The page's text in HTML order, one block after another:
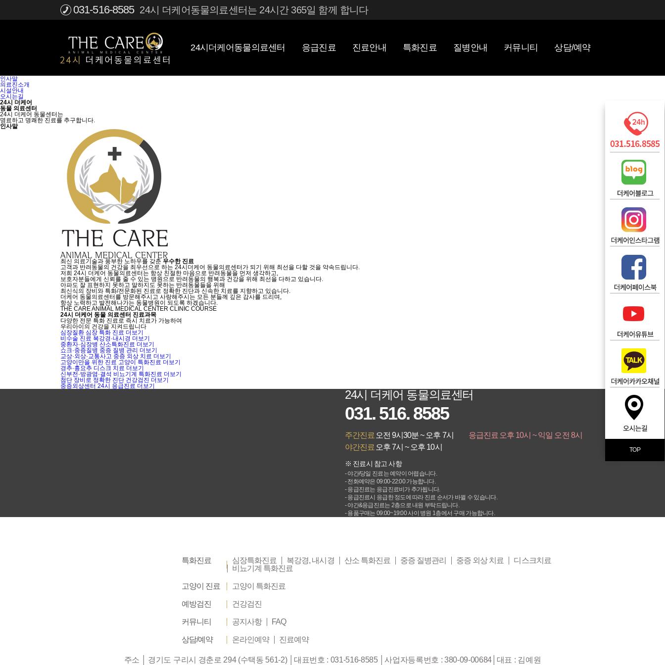
031-516-8585 24시 더케어동물의료센터는 24시간 365일 함께 합니다
24시더케어동물의료센터 응급진료 진료안내 특화진료 질병안내 커뮤니티 상담/예약
TOP
인사말
의료진소개
시설안내
오시는길
24시 더케어
동물 의료센터
24시 더케어 동물센터는
명료하고 명쾌한 진료를 추구합니다.
인사말
최신 의료기술과 풍부한 노하우를 갖춘 우수한 진료
고객과 반려동물의 건강을 최우선으로 하는 24시더케어 동물의료센터가 되기 위해 최선을 다할 것을 약속드립니다.
저희 24시 더케어 동물의료센터는 항상 친절한 마음으로 반려동물을 먼저 생각하고,
보호자분들에게 신뢰를 줄 수 있는 병원으로 반려동물의 행복과 건강을 위해 최선을 다하고 있습니다.
아파도 잘 표현하지 못하고 말하지도 못하는 반려동물들을 위해
최신식의 장비와 특화/전문화된 진료로 정확한 진단과 신속한 치료를 지향하고 있습니다.
더케어 동물의료센터를 방문해주시고 사랑해주시는 모든 분들께 깊은 감사를 드리며,
항상 노력하고 발전해나가는 동물병원이 되도록 하겠습니다.
THE CARE ANIMAL MEDICAL CENTER CLINIC COURSE
24시 더케어 동물 의료센터 진료과목
다양한 전문 특화 진료로 즉시 치료가 가능하여
우리아이의 건강을 지켜드립니다
심장질환 심장 특화 진료 더보기
비수술 진료 복강경·내시경 더보기
중환자·심장병 산소특화진료 더보기
쇼크·중증질병 중증 질병 관리 더보기
교상·외상·교통사고 중증 외상 치료 더보기
고양이만을 위한 진료 고양이 특화진료 더보기
경추·흉요추 디스크 치료 더보기
신부전·방광염·결석 비뇨기계 특화진료 더보기
첨단 장비로 정확한 진단 건강검진 더보기
중증외상센터 24시 응급진료 더보기
24시 더케어 동물의료센터
031. 516. 8585
주간진료 오전 9시30분 ~ 오후 7시
야간진료 오후 7시 ~ 오후 10시
응급진료 오후 10시 ~ 익일 오전 8시
※ 진료시 참고 사항
야간/당일 진료는 예약이 어렵습니다.
전화예약은 09:00-22:00 가능합니다.
응급진료는 응급진료비가 추가됩니다.
응급진료시 응급한 정도에 따라 진료 순서가 바뀔 수 있습니다.
야간&응급진료는 2층으로 내원 부탁드립니다.
용품구매는 09:00~19:00 사이 병원 1층에서 구매 가능합니다.
특화진료 심장특화진료 복강경, 내시경 산소 특화진료 중증 질병관리 중증 외상 치료
디스크치료
비뇨기계 특화진료
고양이 진료 고양이 특화진료
예방검진 건강검진
커뮤니티 공지사항 FAQ
상담/예약 온라인예약 진료예약
주소 │ 경기도 구리시 경춘로 294 (수택동 561-2)│대표번호 : 031-516-8585│사업자등록번호 : 380-09-00684│대표 : 김예원